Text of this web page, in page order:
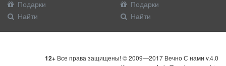
Подарки
Найти
Подарки
Найти
12+ Все права защищены! © 2009—2017 Вечно С нами v.4.0